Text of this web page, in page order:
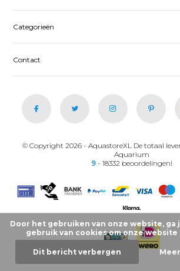
Categorieën
Contact
© Copyright 2026 - AquastoreXL De totaal
Aquarium
9 - 18332 beoordelingen!
Door het gebruiken van onze website, ga
gebruik van cookies om onze
Dit bericht verbergen